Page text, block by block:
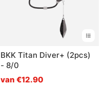
BKK Titan Diver+ (2pcs)
- 8/0
van €12.90